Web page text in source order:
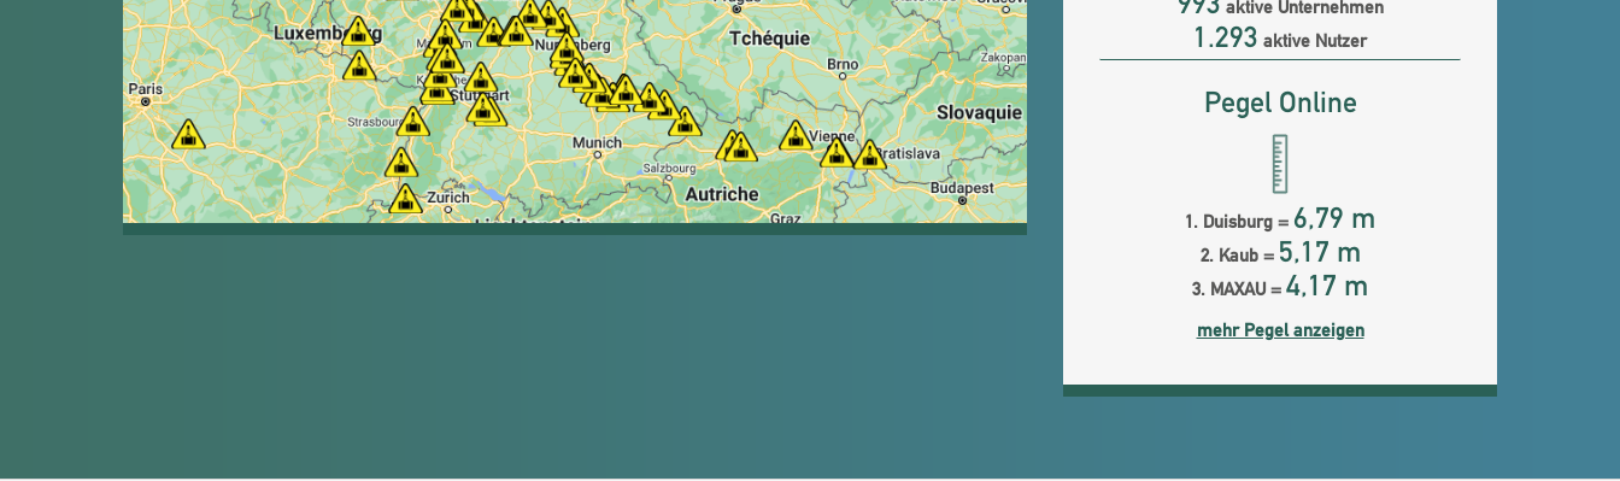
993 aktive Unternehmen
1.293 aktive Nutzer
Pegel Online
1. Duisburg = 6,79 m
2. Kaub = 5,17 m
3. MAXAU = 4,17 m
mehr Pegel anzeigen